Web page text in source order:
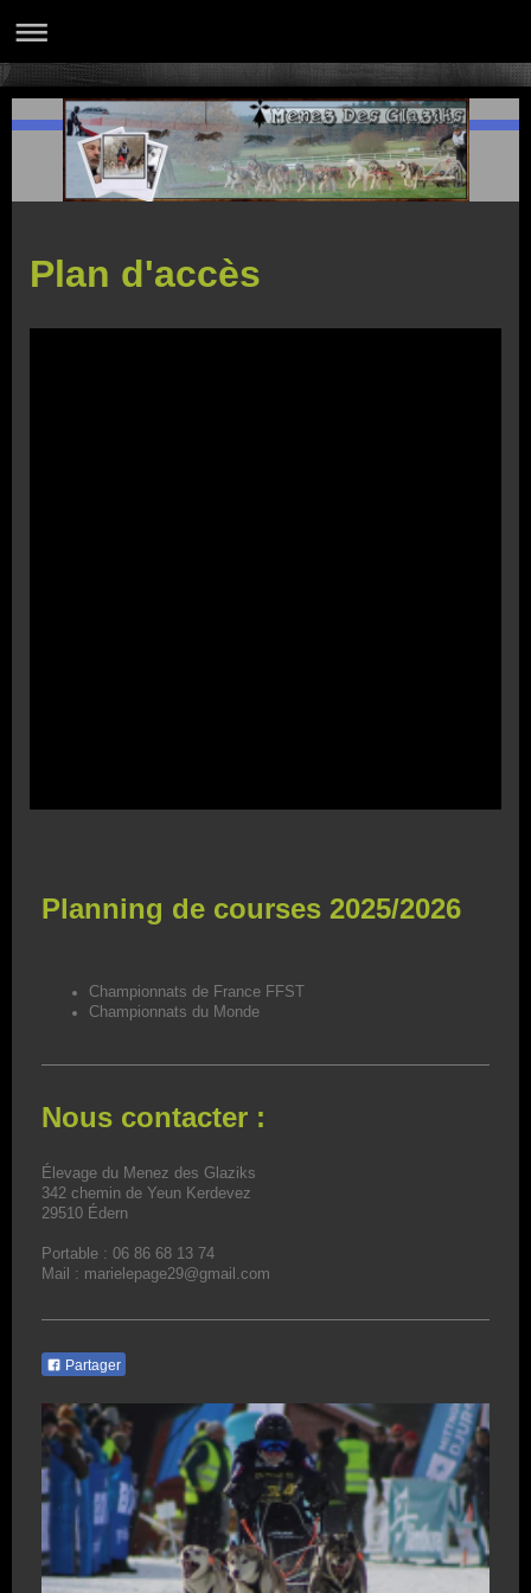
Plan d'accès
Planning de courses 2025/2026
Championnats de France FFST
Championnats du Monde
Nous contacter :
Élevage du Menez des Glaziks
342 chemin de Yeun Kerdevez
29510 Édern
Portable : 06 86 68 13 74
Mail : marielepage29@gmail.com
Partager